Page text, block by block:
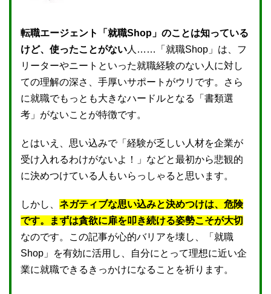
転職エージェント「就職Shop」のことは知っている
けど、使ったことがない人……「就職Shop」は、フ
リーターやニートといった就職経験のない人に対し
ての理解の深さ、手厚いサポートがウリです。さら
に就職でもっとも大きなハードルとなる「書類選
考」がないことが特徴です。
とはいえ、思い込みで「経験が乏しい人材を企業が
受け入れるわけがないよ！」などと最初から悲観的
に決めつけている人もいらっしゃると思います。
しかし、 ネガティブな思い込みと決めつけは、危険
です。まずは貪欲に扉を叩き続ける姿勢こそが大切
なのです。この記事が心的バリアを壊し、「就職
Shop」を有効に活用し、自分にとって理想に近い企
業に就職できるきっかけになることを祈ります。